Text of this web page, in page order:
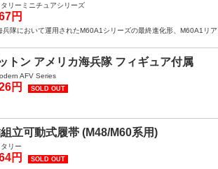
リーミニチュアシリーズ
円
兵隊において運用されたM60A1シリーズの最終進化形、M60A1リ
トン アメリカ海兵隊 フィギュア付属
AFV Series
円 SOLD OUT
立可動式履帯 (M48/M60系用)
リー
円 SOLD OUT